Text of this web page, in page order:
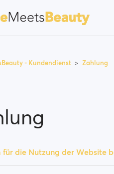
- Kundendienst Zahlung
für die Nutzung der Website